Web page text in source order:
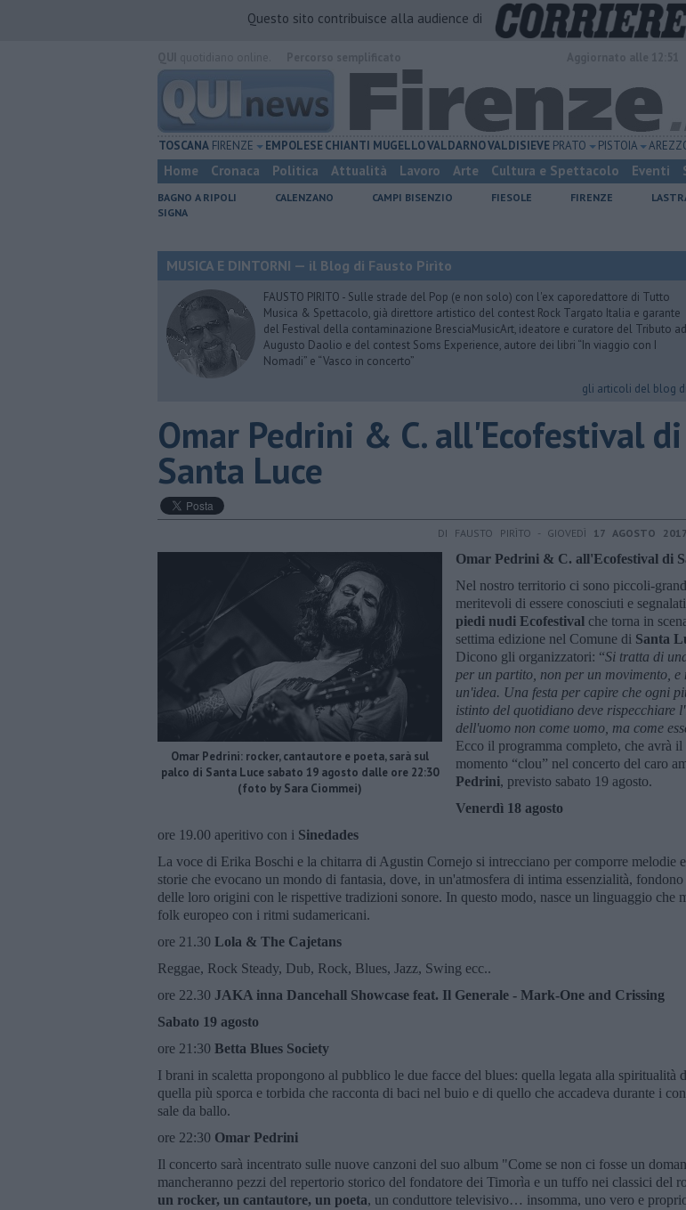
Questo sito contribuisce alla audience di
TOSCANA FIRENZE EMPOLESECHIANTI MUGELLOVALDARNOVALDISIEVE PRATO PISTOIA
Home Cronaca Politica Attualità Lavoro Arte Cultura e Spettacolo Eventi
BAGNO A RIPOLI CALENZANO CAMPI BISENZIO FIESOLE FIRENZE
SIGNA
MUSICA E DINTORNI — il Blog di Fausto Pirìto
FAUSTO PIRITO - Sulle strade del Pop (e non solo) con l'ex caporedattore di Tutto
Musica & Spettacolo, già direttore artistico del contest Rock Targato Italia e garante
del Festival della contaminazione BresciaMusicArt, ideatore e curatore del Tributo ad
Augusto Daolio e del contest Soms Experience, autore dei libri “In viaggio con I
Nomadi” e “Vasco in concerto”
gli articoli del blog
​Omar Pedrini & C. all'Ecofestival di
Santa Luce
DI FAUSTO PIRÌTO - GIOVEDÌ 17 AGOSTO 2017
Omar Pedrini: rocker, cantautore e poeta, sarà sul
palco di Santa Luce sabato 19 agosto dalle ore 22:30
(foto by Sara Ciommei)
Omar Pedrini & C. all'Ecofestival di
Nel nostro territorio ci sono piccoli-
meritevoli di essere conosciuti e
piedi nudi Ecofestival che torna in
settima edizione nel Comune di Santa
Dicono gli organizzatori: “Si tratta di
per un partito, non per un movimento, e
un'idea. Una festa per capire che ogni
istinto del quotidiano deve rispecchiare
dell'uomo non come uomo, ma come
Ecco il programma completo, che avrà il
momento “clou” nel concerto del caro
Pedrini, previsto sabato 19 agosto.
Venerdì 18 agosto
ore 19.00 aperitivo con i Sinedades
La voce di Erika Boschi e la chitarra di Agustin Cornejo si intrecciano per comporre melodie
storie che evocano un mondo di fantasia, dove, in un'atmosfera di intima essenzialità,
delle loro origini con le rispettive tradizioni sonore. In questo modo, nasce un linguaggio che
folk europeo con i ritmi sudamericani.
ore 21.30 Lola & The Cajetans
Reggae, Rock Steady, Dub, Rock, Blues, Jazz, Swing ecc..
ore 22.30 JAKA inna Dancehall Showcase feat. Il Generale - Mark-One and Crissing
Sabato 19 agosto
ore 21:30 Betta Blues Society
I brani in scaletta propongono al pubblico le due facce del blues: quella legata alla spiritualità
quella più sporca e torbida che racconta di baci nel buio e di quello che accadeva durante i
sale da ballo.
ore 22:30 Omar Pedrini
Il concerto sarà incentrato sulle nuove canzoni del suo album "Come se non ci fosse un
mancheranno pezzi del repertorio storico del fondatore dei Timorìa e un tuffo nei classici del
un rocker, un cantautore, un poeta, un conduttore televisivo… insomma, uno vero e